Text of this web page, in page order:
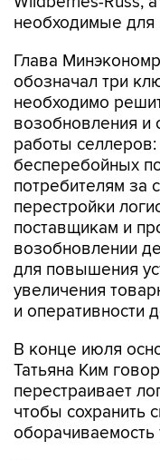
необходимые для
Глава
обозначал три
необходимо
возобновления и
работы
бесперебойных
потребителям за
перестройки
поставщикам и
возобновлении
для повышения
увеличения
и оперативности
В конце июля
Татьяна Ким
перестраивает
чтобы сохранить
оборачиваемость